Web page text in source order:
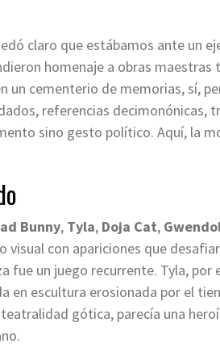
claro que estábamos ante un
homenaje a obras
un cementerio de memorias, sí,
referencias decimonónicas,
sino gesto político. Aquí, la
Bunny, Tyla, Doja Cat,
visual con apariciones que
fue un juego recurrente. Tyla, por
en escultura erosionada por el
gótica, parecía una